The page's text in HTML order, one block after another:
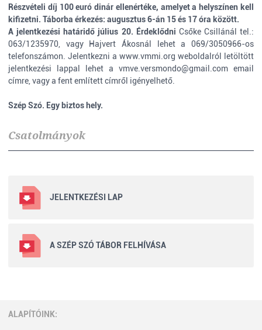
Részvételi díj 100 euró dinár ellenértéke, amelyet a helyszínen kell
kifizetni. Táborba érkezés: augusztus 6-án 15 és 17 óra között.
A jelentkezési határidő július 20. Érdeklődni Csőke Csillánál tel.:
063/1235970, vagy Hajvert Ákosnál lehet a 069/3050966-os
telefonszámon. Jelentkezni a www.vmmi.org weboldalról letöltött
jelentkezési lappal lehet a vmve.versmondo@gmail.com email
címre, vagy a fent említett címről igényelhető.
Szép Szó. Egy biztos hely.
Csatolmányok
JELENTKEZÉSI LAP
A SZÉP SZÓ TÁBOR FELHÍVÁSA
ALAPÍTÓINK: